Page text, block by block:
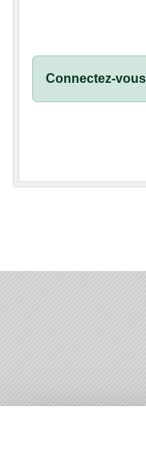
Connectez-vous